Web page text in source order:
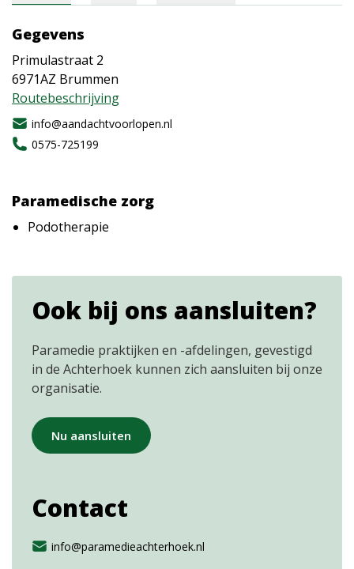
Gegevens
Primulastraat 2
6971AZ Brummen
Routebeschrijving
info@aandachtvoorlopen.nl
0575-725199
Paramedische zorg
Podotherapie
Ook bij ons aansluiten?
Paramedie praktijken en -afdelingen, gevestigd
in de Achterhoek kunnen zich aansluiten bij onze
organisatie.
Nu aansluiten
Contact
info@paramedieachterhoek.nl